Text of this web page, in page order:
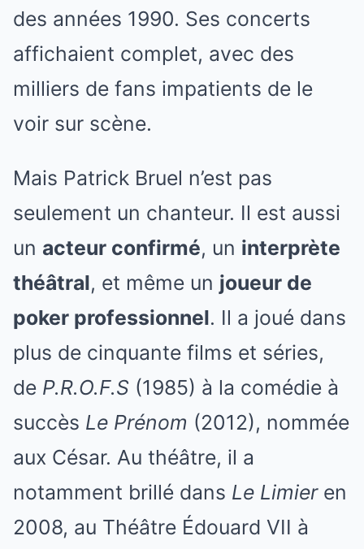
des années 1990. Ses concerts
affichaient complet, avec des
milliers de fans impatients de le
voir sur scène.
Mais Patrick Bruel n’est pas
seulement un chanteur. Il est aussi
un acteur confirmé, un interprète
théâtral, et même un joueur de
poker professionnel. Il a joué dans
plus de cinquante films et séries,
de P.R.O.F.S (1985) à la comédie à
succès Le Prénom (2012), nommée
aux César. Au théâtre, il a
notamment brillé dans Le Limieren
2008, au Théâtre Édouard VII à